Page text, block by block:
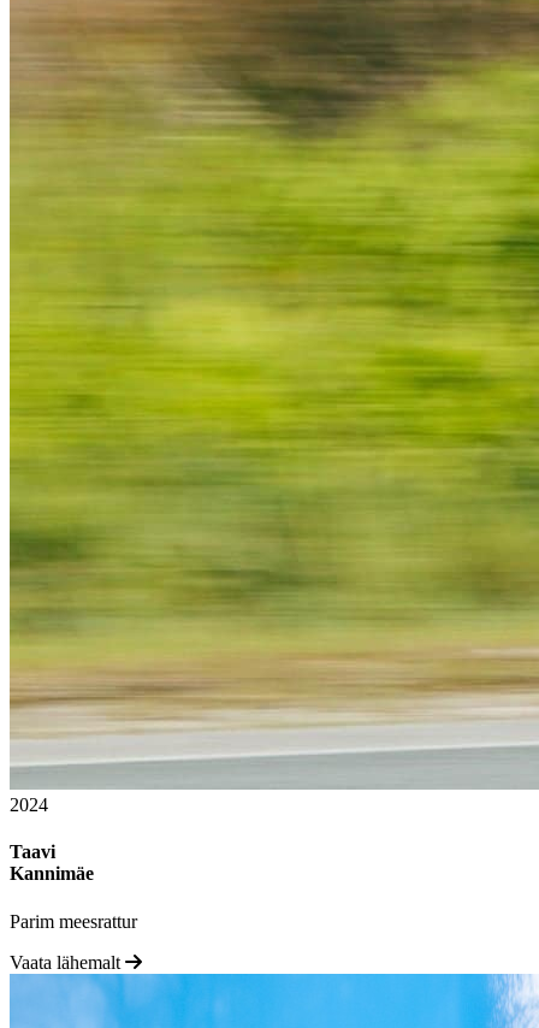
2024
Taavi
Kannimäe
Parim meesrattur
Vaata lähemalt